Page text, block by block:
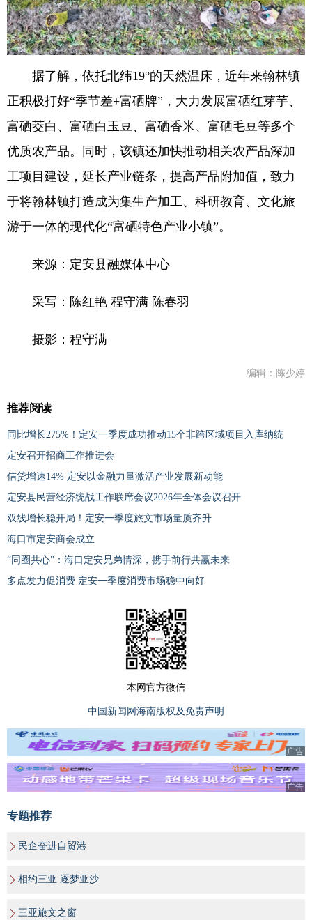
据了解，依托北纬19°的天然温床，近年来翰林镇
正积极打好“季节差+富硒牌”，大力发展富硒红芽芋、
富硒茭白、富硒白玉豆、富硒香米、富硒毛豆等多个
优质农产品。同时，该镇还加快推动相关农产品深加
工项目建设，延长产业链条，提高产品附加值，致力
于将翰林镇打造成为集生产加工、科研教育、文化旅
游于一体的现代化“富硒特色产业小镇”。
来源：定安县融媒体中心
采写：陈红艳 程守满 陈春羽
摄影：程守满
编辑：陈少婷
推荐阅读
同比增长275%！定安一季度成功推动15个非跨区域项目入库纳统
定安召开招商工作推进会
信贷增速14% 定安以金融力量激活产业发展新动能
定安县民营经济统战工作联席会议2026年全体会议召开
双线增长稳开局！定安一季度旅文市场量质齐升
海口市定安商会成立
“同圈共心”：海口定安兄弟情深，携手前行共赢未来
多点发力促消费 定安一季度消费市场稳中向好
本网官方微信
中国新闻网海南版权及免责声明
广告
广告
专题推荐
民企奋进自贸港
相约三亚 逐梦亚沙
三亚旅文之窗